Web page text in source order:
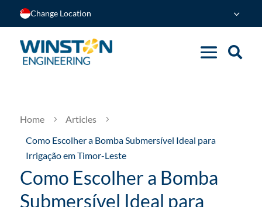
Change Location
Home 5 Articles 5
Como Escolher a Bomba Submersível Ideal para
Irrigação em Timor-Leste
Como Escolher a Bomba
Submersível Ideal para